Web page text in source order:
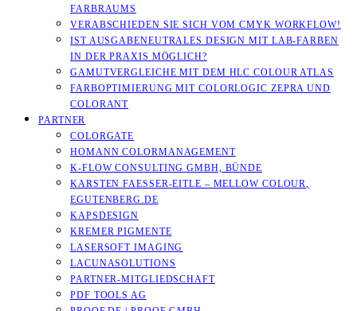
FARBRAUMS
VERABSCHIEDEN SIE SICH VOM CMYK WORKFLOW!
IST AUSGABENEUTRALES DESIGN MIT LAB-FARBEN
IN DER PRAXIS MÖGLICH?
GAMUTVERGLEICHE MIT DEM HLC COLOUR ATLAS
FARBOPTIMIERUNG MIT COLORLOGIC ZEPRA UND
COLORANT
PARTNER
COLORGATE
HOMANN COLORMANAGEMENT
K-FLOW CONSULTING GMBH, BÜNDE
KARSTEN FAESSER-EITLE – MELLOW COLOUR, E
GUTENBERG.DE
KAPSDESIGN
KREMER PIGMENTE
LASERSOFT IMAGING
LACUNASOLUTIONS
PARTNER-MITGLIEDSCHAFT
PDF TOOLS AG